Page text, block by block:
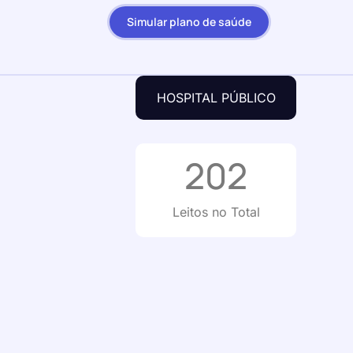
Simular plano de saúde
HOSPITAL PÚBLICO
Leitos no Total
202